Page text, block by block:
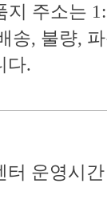
지 주소는
송, 불량,
다.
터 운영시